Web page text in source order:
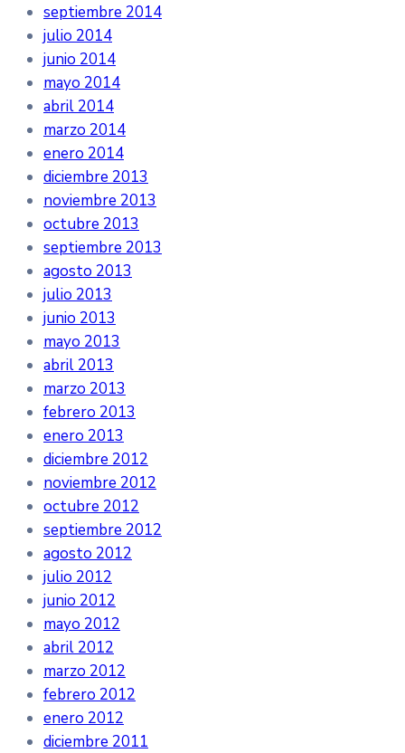
septiembre 2014
julio 2014
junio 2014
mayo 2014
abril 2014
marzo 2014
enero 2014
diciembre 2013
noviembre 2013
octubre 2013
septiembre 2013
agosto 2013
julio 2013
junio 2013
mayo 2013
abril 2013
marzo 2013
febrero 2013
enero 2013
diciembre 2012
noviembre 2012
octubre 2012
septiembre 2012
agosto 2012
julio 2012
junio 2012
mayo 2012
abril 2012
marzo 2012
febrero 2012
enero 2012
diciembre 2011